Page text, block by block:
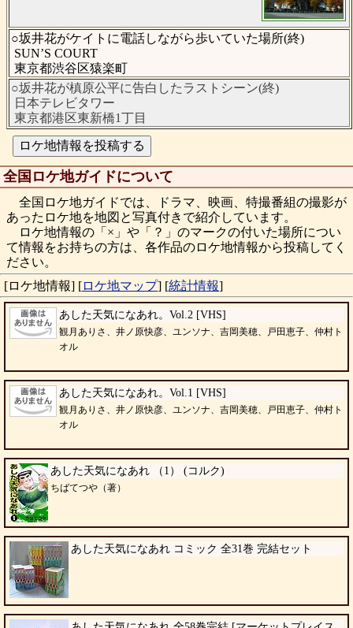
○坂井花がケイトに電話しながら歩いていた場所(終)
SUN’S COURT
東京都渋谷区猿楽町
○坂井花が槙原公平に告白したラストシーン(終)
日本テレビタワー
東京都港区東新橋1丁目
全国ロケ地ガイドについて
全国ロケ地ガイドでは、ドラマ、映画、特撮番組の撮影が
あったロケ地を地図と写真付きで紹介しています。
ロケ地情報の「×」や「？」のマークの付いた場所につい
て情報をお持ちの方は、各作品のロケ地情報から投稿してく
ださい。
[ロケ地情報] [ロケ地マップ] [統計情報]
あした天気になあれ。Vol.2 [VHS]
観月ありさ、井ノ原快彦、ユンソナ、吉岡美穂、戸田恵子、仲村ト
オル
あした天気になあれ。Vol.1 [VHS]
観月ありさ、井ノ原快彦、ユンソナ、吉岡美穂、戸田恵子、仲村ト
オル
あした天気になあれ （1） (コルク)
ちばてつや（著）
あした天気になあれ コミック 全31巻 完結セット